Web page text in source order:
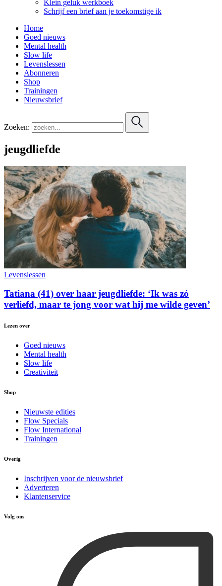
Klein geluk werkboek
Schrijf een brief aan je toekomstige ik
Home
Goed nieuws
Mental health
Slow life
Levenslessen
Abonneren
Shop
Trainingen
Nieuwsbrief
Zoeken:
jeugdliefde
Levenslessen
Tatiana (41) over haar jeugdliefde: ‘Ik was zó
verliefd, maar te jong voor wat hij me wilde geven’
Lezen over
Goed nieuws
Mental health
Slow life
Creativiteit
Shop
Nieuwste edities
Flow Specials
Flow International
Trainingen
Overig
Inschrijven voor de nieuwsbrief
Adverteren
Klantenservice
Volg ons